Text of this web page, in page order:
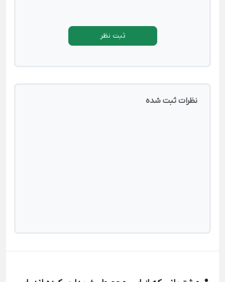
ثبت نظر
نظرات ثبت شده